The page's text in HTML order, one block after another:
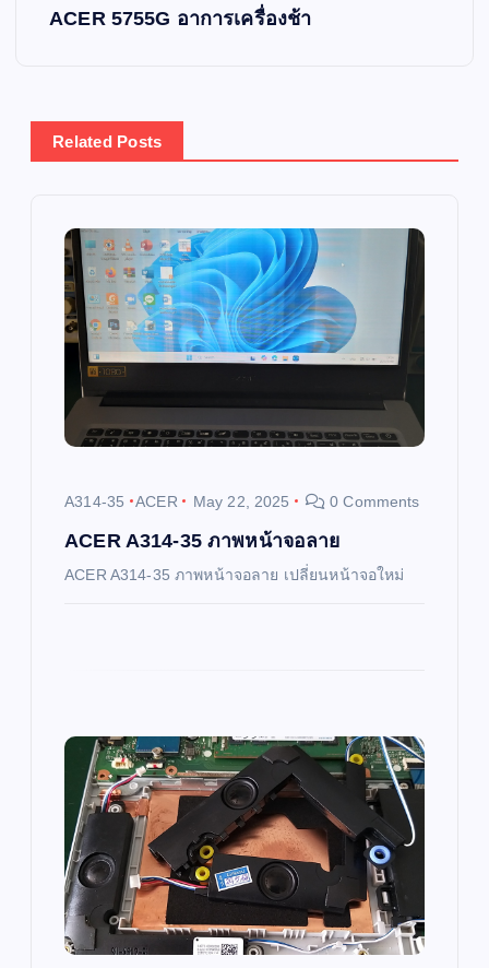
n
a
ACER 5755G อาการเครื่องช้า
Related Posts
A314-35 ACER May 22, 2025 0 Comments
ACER A314-35 ภาพหน้าจอลาย
ACER A314-35 ภาพหน้าจอลาย เปลี่ยนหน้าจอใหม่